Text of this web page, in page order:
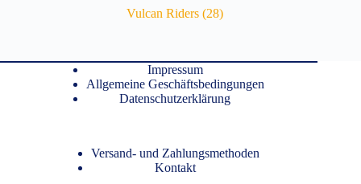
Vulcan Riders(28)
Impressum
Allgemeine Geschäftsbedingungen
Datenschutzerklärung
Versand- und Zahlungsmethoden
Kontakt